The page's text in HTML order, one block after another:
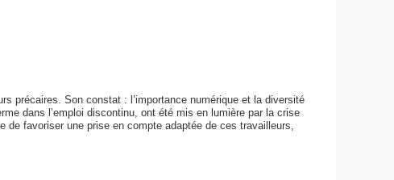
précaires. Son constat : l’importance numérique et la diversité
dans l’emploi discontinu, ont été mis en lumière par la crise
favoriser une prise en compte adaptée de ces travailleurs,